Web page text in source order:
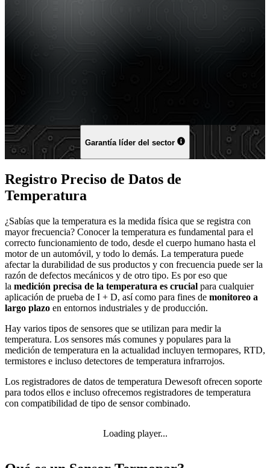
Garantía líder del sector
Registro Preciso de Datos de
Temperatura
¿Sabías que la temperatura es la medida física que se registra con
mayor frecuencia? Conocer la temperatura es fundamental para el
correcto funcionamiento de todo, desde el cuerpo humano hasta el
motor de un automóvil, y todo lo demás. La temperatura puede
afectar la durabilidad de sus productos y con frecuencia puede ser la
razón de defectos mecánicos y de otro tipo. Es por eso que
la medición precisa de la temperatura es crucial para cualquier
aplicación de prueba de I + D, así como para fines de monitoreo a
largo plazo en entornos industriales y de producción.
Hay varios tipos de sensores que se utilizan para medir la
temperatura. Los sensores más comunes y populares para la
medición de temperatura en la actualidad incluyen termopares, RTD,
termistores e incluso detectores de temperatura infrarrojos.
Los registradores de datos de temperatura Dewesoft ofrecen soporte
para todos ellos e incluso ofrecemos registradores de temperatura
con compatibilidad de tipo de sensor combinado.
Loading player...